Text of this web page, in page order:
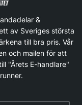
&
av Sveriges största
till bra pris. Vår
och mailen för att
"Årets E-handlare"